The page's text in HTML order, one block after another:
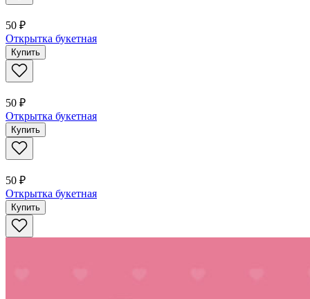
50 ₽
Открытка букетная
Купить
50 ₽
Открытка букетная
Купить
50 ₽
Открытка букетная
Купить